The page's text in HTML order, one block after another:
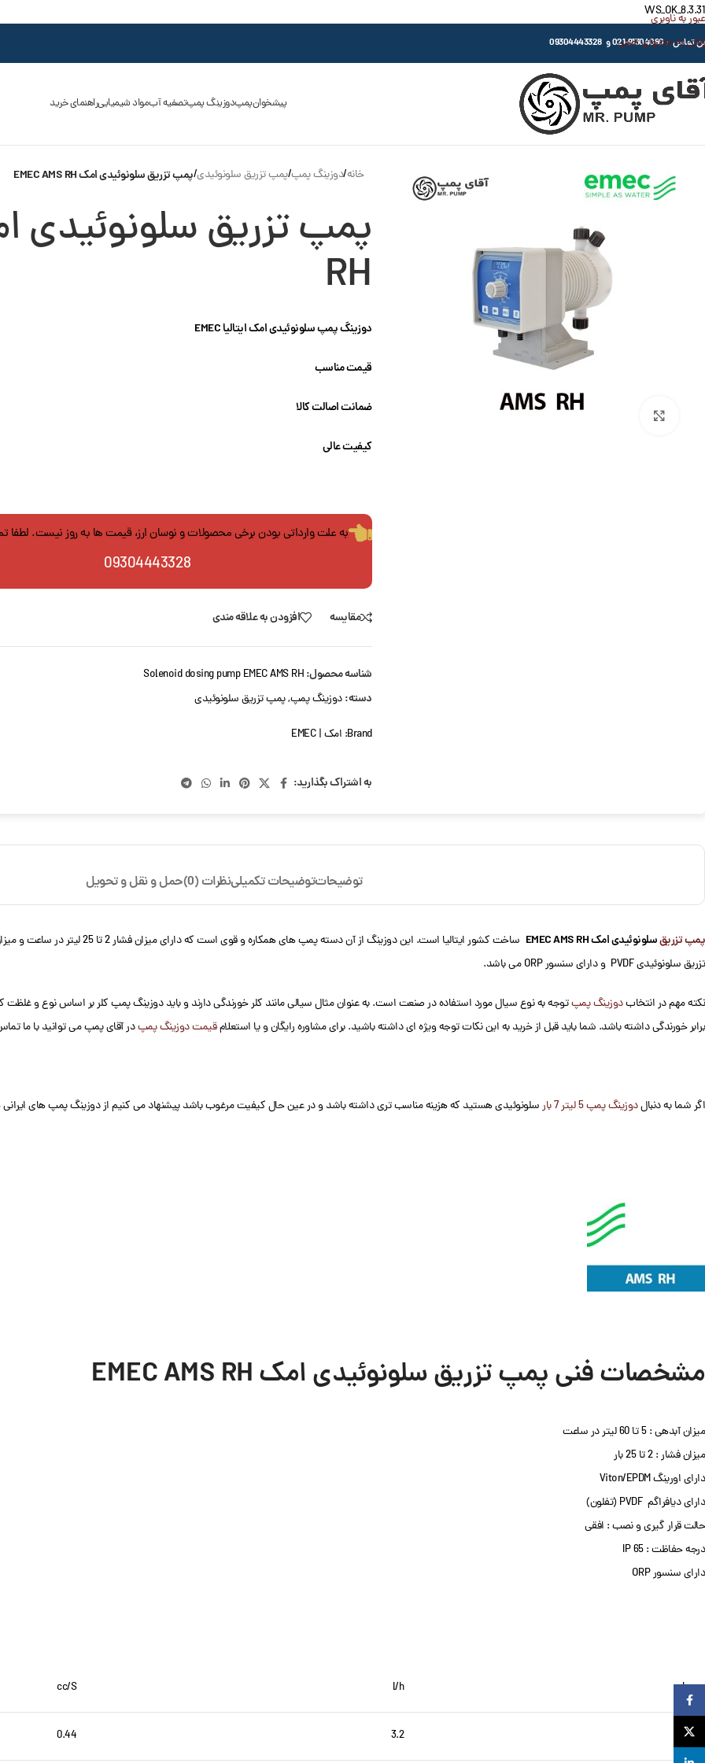
WS_OK_8.3.31
عبور به ناوبری
رفتن به محتوای اصلی
: 91304080-021 و 09304443328
پیشخوانپمپدوزینگ پمپتصفیه آبمواد شیمیاییراهنمای خرید
خانه/دوزینگ پمپ/پمپ تزریق سلونوئیدی/پمپ تزریق سلونوئیدی امک EMEC AMS RH
RH
دوزینگ پمپ سلونوئیدی امک ایتالیا EMEC
قیمت مناسب
ضمانت اصالت کالا
کیفیت عالی
به علت وارداتی بودن برخی محصولات و نوسان ارز، قیمت ها به روز نیست. لطفا
09304443328
مقایسه افزودن به علاقه مندی
شناسه محصول:Solenoid dosing pump EMEC AMS RH
دسته: دوزینگ پمپ,پمپ تزریق سلونوئیدی
Brand: امک | EMEC
به اشتراک بگذارید:
توضیحاتتوضیحات تکمیلینظرات (0) حمل و نقل و تحویل
پمپ تزریقسلونوئیدی امک EMEC AMS RH
تزریق سلونوئیدی PVDF و دارای سنسور ORP می باشد.
نکته مهم در انتخابدوزینگ پمپتوجه به نوع سیال مورد استفاده در صنعت است. به عنوان مثال سیالی مانند کلر خورندگی دارند و باید دوزینگ پمپ کلر بر اساس نوع و غلظت
برابر خورندگی داشته باشد. شما باید قبل از خرید به این نکات توجه ویژه ای داشته باشید. برای مشاوره رایگان و یا استعلامقیمت دوزینگ پمپدر آقای پمپ می توانید با ما
اگر شما به دنبالدوزینگ پمپ 5 لیتر 7 بار سلونوئیدی هستید که هزینه مناسب تری داشته باشد و در عین حال کیفیت مرغوب باشد پیشنهاد می کنیم از دوزینگ پمپ های ایرانی
مشخصات فنیپمپ تزریق سلونوئیدی امک EMEC AMS RH
میزان آبدهی : 5 تا 60 لیتر در ساعت
میزان فشار : 2 تا 25 بار
دارای اورینگ Viton/EPDM
دارای دیافراگم PVDF (تفلون)
حالت قرار گیری و نصب : افقی
درجه حفاظت : IP 65
دارای سنسور ORP
bar
l/h
cc/S
25
3.2
0.44